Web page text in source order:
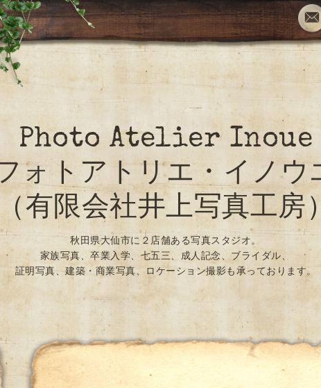
Photo Atelier Inoue
フォトアトリエ・イノウ
（有限会社井上写真工房
秋田県大仙市に２店舗ある写真スタジオ。
家族写真、卒業入学、七五三、成人記念、ブライダル、
証明写真、建築・商業写真、ロケーション撮影も承っております。